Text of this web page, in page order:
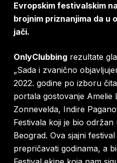
Evropskim festivalskim
brojnim priznanjima da u
jači.
OnlyClubbingrezultate
„Sada i zvanično
2022. godine po izboru
portala gostovanje Amelie
Zonnevelda, Indire
Festivala koji je bio
Beograd. Ova sjajni
prepričavati godinama, a